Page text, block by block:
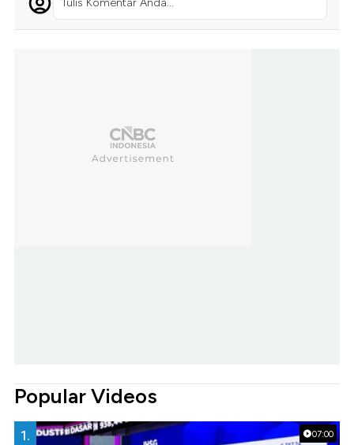
Tulis Komentar Anda...
Popular Videos
07:00
1.